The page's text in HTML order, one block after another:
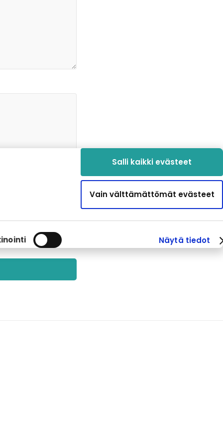
Näytä tiedot
Salli kaikki evästeet
Vain välttämättömät evästeet